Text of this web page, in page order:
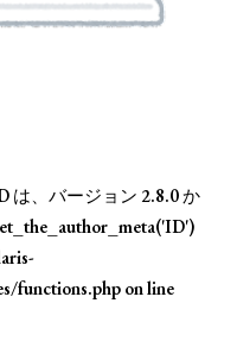
は、バージョン 2.8.0 か
functions.phpon line